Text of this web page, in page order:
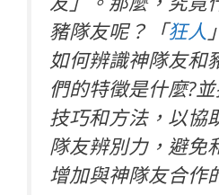
豬隊友呢？
「狂人 」
如何辨識神隊友和
們的特徵是什麼?
技巧和方法，以協
隊友辨別力，避免
增加與神隊友合作